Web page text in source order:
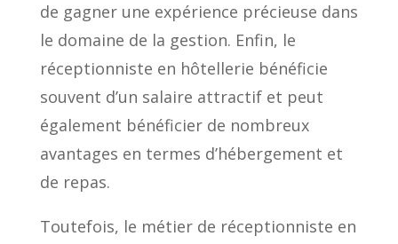
de gagner une expérience précieuse dans
le domaine de la gestion. Enfin, le
réceptionniste en hôtellerie bénéficie
souvent d’un salaire attractif et peut
également bénéficier de nombreux
avantages en termes d’hébergement et
de repas.
Toutefois, le métier de réceptionniste en